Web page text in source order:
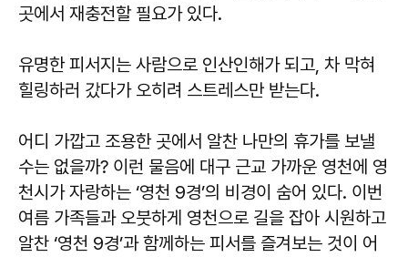
곳에서 재충전할 필요가 있다.
유명한 피서지는 사람으로 인산인해가 되고, 차 막혀
힐링하러 갔다가 오히려 스트레스만 받는다.
어디 가깝고 조용한 곳에서 알찬 나만의 휴가를 보낼
수는 없을까? 이런 물음에 대구 근교 가까운 영천에 영
천시가 자랑하는 ‘영천 9경’의 비경이 숨어 있다. 이번
여름 가족들과 오붓하게 영천으로 길을 잡아 시원하고
알찬 ‘영천 9경’과 함께하는 피서를 즐겨보는 것이 어